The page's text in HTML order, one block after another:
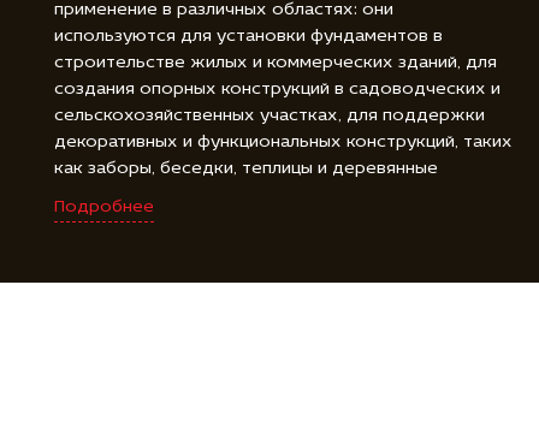
применение в различных областях: они
используются для установки фундаментов в
строительстве жилых и коммерческих зданий, для
создания опорных конструкций в садоводческих и
сельскохозяйственных участках, для поддержки
декоративных и функциональных конструкций, таких
как заборы, беседки, теплицы и деревянные
площадки, а также для фиксации и закрепления
различных объектов, включая буровые установки,
Подробнее